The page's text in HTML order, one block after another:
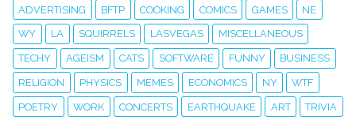
ADVERTISING BFTP COOKING COMICS GAMES NE
WY LA SQUIRRELS LASVEGAS MISCELLANEOUS
TECHY AGEISM CATS SOFTWARE FUNNY BUSINESS
RELIGION PHYSICS MEMES ECONOMICS NY WTF
POETRY WORK CONCERTS EARTHQUAKE ART TRIVIA